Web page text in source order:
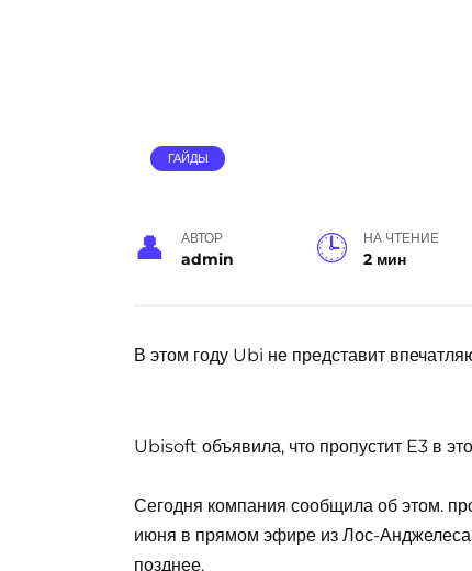
ГАЙДЫ
АВТОР
admin
НА ЧТЕНИЕ
2 мин
В этом году Ubi не представит
Ubisoft объявила, что пропустит E3 в
Сегодня компания сообщила об этом.
июня в прямом эфире из Лос-
позднее.